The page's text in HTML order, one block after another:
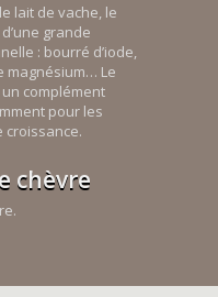
lait de vache, le
grande
: bourré d’iode,
magnésium… Le
complément
pour les
croissance.
chèvre